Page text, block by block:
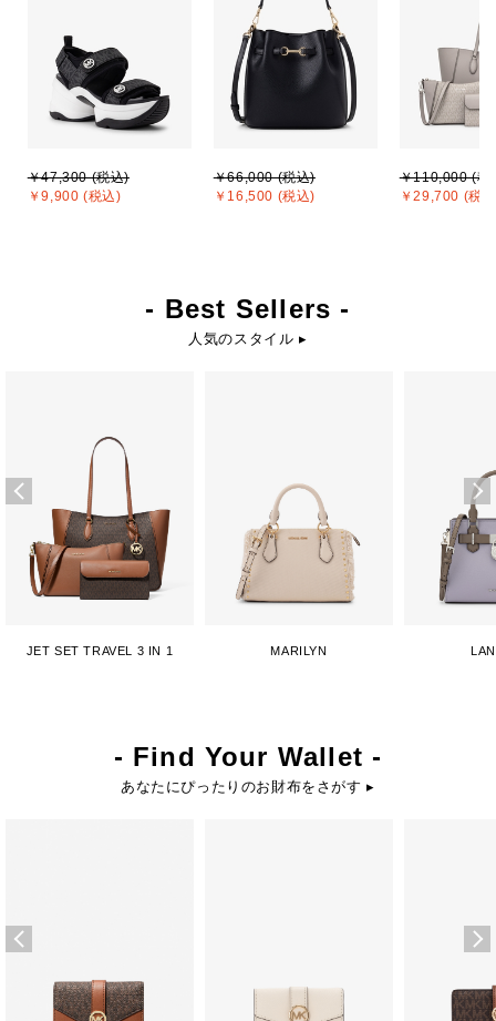
￥47,300 (税込)
￥9,900 (税込)
￥66,000 (税込)
￥16,500 (税込)
￥110,000 (税
￥29,700 (税
- Best Sellers -
人気のスタイル ▸
JET SET TRAVEL 3 IN 1 MARILYN
- Find Your Wallet -
あなたにぴったりのお財布をさがす ▸